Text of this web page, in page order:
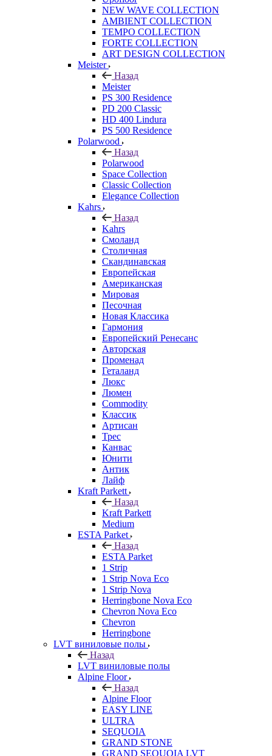
NEW WAVE COLLECTION
AMBIENT COLLECTION
TEMPO COLLECTION
FORTE COLLECTION
ART DESIGN COLLECTION
Meister
Назад
Meister
PS 300 Residence
PD 200 Classic
HD 400 Lindura
PS 500 Residence
Polarwood
Назад
Polarwood
Space Collection
Classic Collection
Elegance Collection
Kahrs
Назад
Kahrs
Смоланд
Столичная
Скандинавская
Европейская
Американская
Мировая
Песочная
Новая Классика
Гармония
Европейский Ренесанс
Авторская
Променад
Геталанд
Люкс
Люмен
Commodity
Классик
Артисан
Трес
Канвас
Юнити
Антик
Лайф
Kraft Parkett
Назад
Kraft Parkett
Medium
ESTA Parket
Назад
ESTA Parket
1 Strip
1 Strip Nova Eco
1 Strip Nova
Herringbone Nova Eco
Chevron Nova Eco
Chevron
Herringbone
LVT виниловые полы
Назад
LVT виниловые полы
Alpine Floor
Назад
Alpine Floor
EASY LINE
ULTRA
SEQUOIA
GRAND STONE
GRAND SEQUOIA LVT